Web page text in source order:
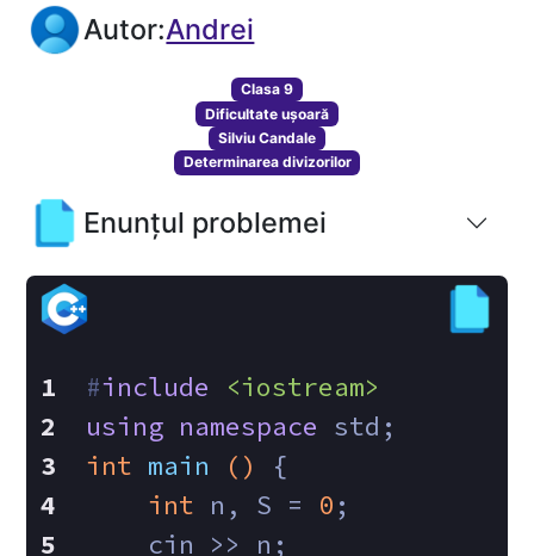
Autor:Andrei
Clasa 9
Dificultate ușoară
Silviu Candale
Determinarea divizorilor
Enunțul problemei
#include
<iostream>
using namespace std;
int main ()
{
int n, S = 0 ;
    cin >> n;